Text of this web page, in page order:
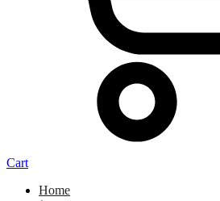
Cart
Home